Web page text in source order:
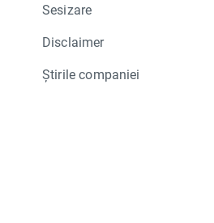
Sesizare
Disclaimer
Știrile companiei